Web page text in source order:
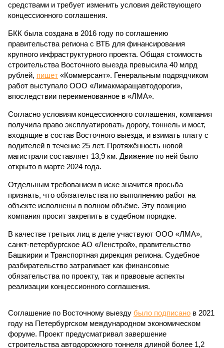
средствами и требует изменить условия действующего
концессионного соглашения.
БКК была создана в 2016 году по соглашению
правительства региона с ВТБ для финансирования
крупного инфраструктурного проекта. Общая стоимость
строительства Восточного выезда превысила 40 млрд
рублей, пишет «Коммерсант». Генеральным подрядчиком
работ выступало ООО «Лимакмаращавтодороги»,
впоследствии переименованное в «ЛМА».
Согласно условиям концессионного соглашения, компания
получила право эксплуатировать дорогу, тоннель и мост,
входящие в состав Восточного выезда, и взимать плату с
водителей в течение 25 лет. Протяжённость новой
магистрали составляет 13,9 км. Движение по ней было
открыто в марте 2024 года.
Отдельным требованием в иске значится просьба
признать, что обязательства по выполнению работ на
объекте исполнены в полном объёме. Эту позицию
компания просит закрепить в судебном порядке.
В качестве третьих лиц в деле участвуют ООО «ЛМА»,
санкт-петербургское АО «Ленстрой», правительство
Башкирии и Транспортная дирекция региона. Судебное
разбирательство затрагивает как финансовые
обязательства по проекту, так и правовые аспекты
реализации концессионного соглашения.
Соглашение по Восточному выезду было подписано в 2021
году на Петербургском международном экономическом
форуме. Проект предусматривал завершение
строительства автодорожного тоннеля длиной более 1,2